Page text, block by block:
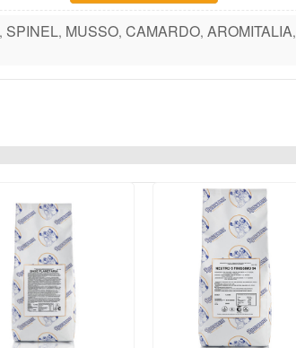
, SPINEL, MUSSO, CAMARDO, AROMITALIA,